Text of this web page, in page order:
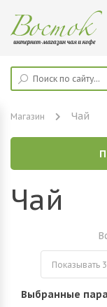
Магазин Чай
Чай
Выбранные